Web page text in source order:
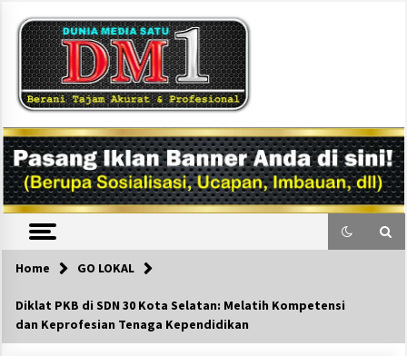
content
DM1
Home GO LOKAL
Diklat PKB di SDN 30 Kota Selatan: Melatih Kompetensi
dan Keprofesian Tenaga Kependidikan